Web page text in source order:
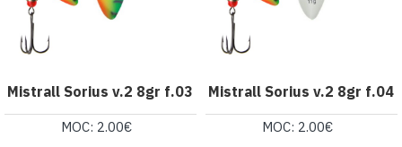
Mistrall Sorius v.2 8gr f.03
MOC: 2.00€
Mistrall Sorius v.2 8gr f.04
MOC: 2.00€